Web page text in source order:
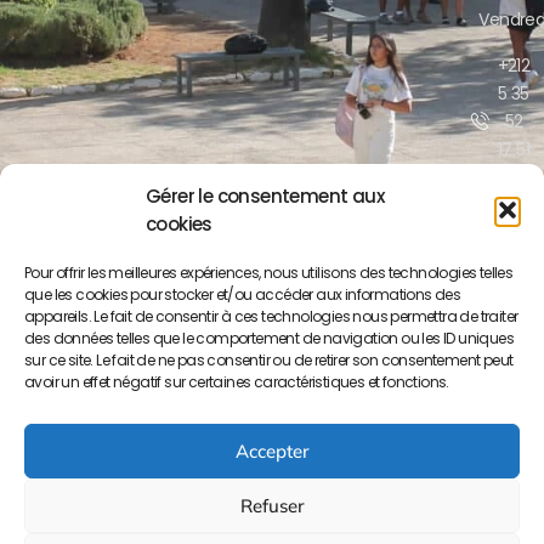
Gérer le consentement aux
cookies
Pour offrir les meilleures expériences, nous utilisons des technologies telles
que les cookies pour stocker et/ou accéder aux informations des
appareils. Le fait de consentir à ces technologies nous permettra de traiter
des données telles que le comportement de navigation ou les ID uniques
sur ce site. Le fait de ne pas consentir ou de retirer son consentement peut
avoir un effet négatif sur certaines caractéristiques et fonctions.
Accepter
Refuser
+212
5 35
52
17 51
Moulay
Youssef
Meknès